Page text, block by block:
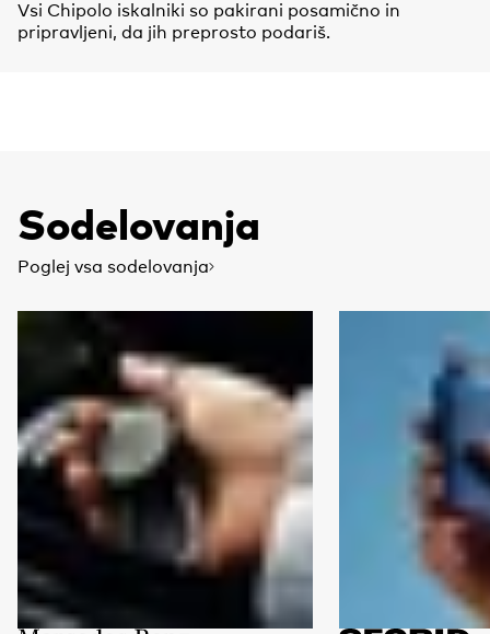
Vsi Chipolo iskalniki so pakirani posamično in
pripravljeni, da jih preprosto podariš.
Sodelovanja
Poglej vsa sodelovanja